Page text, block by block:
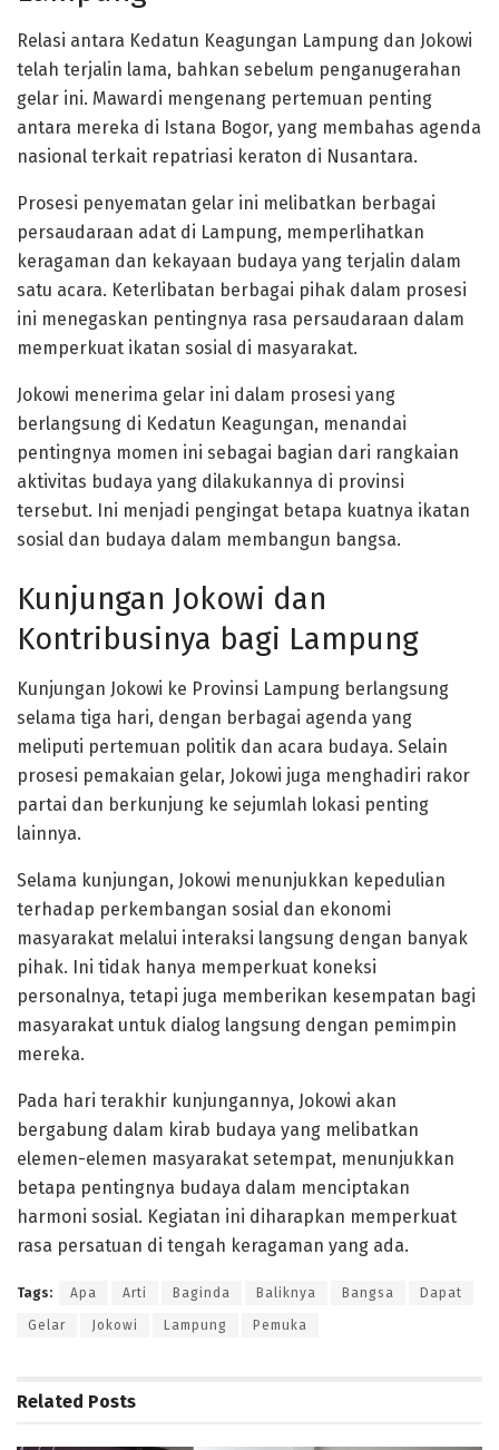
Relasi antara Kedatun Keagungan Lampung dan Jokowi
telah terjalin lama, bahkan sebelum penganugerahan
gelar ini. Mawardi mengenang pertemuan penting
antara mereka di Istana Bogor, yang membahas agenda
nasional terkait repatriasi keraton di Nusantara.
Prosesi penyematan gelar ini melibatkan berbagai
persaudaraan adat di Lampung, memperlihatkan
keragaman dan kekayaan budaya yang terjalin dalam
satu acara. Keterlibatan berbagai pihak dalam prosesi
ini menegaskan pentingnya rasa persaudaraan dalam
memperkuat ikatan sosial di masyarakat.
Jokowi menerima gelar ini dalam prosesi yang
berlangsung di Kedatun Keagungan, menandai
pentingnya momen ini sebagai bagian dari rangkaian
aktivitas budaya yang dilakukannya di provinsi
tersebut. Ini menjadi pengingat betapa kuatnya ikatan
sosial dan budaya dalam membangun bangsa.
Kunjungan Jokowi dan
Kontribusinya bagi Lampung
Kunjungan Jokowi ke Provinsi Lampung berlangsung
selama tiga hari, dengan berbagai agenda yang
meliputi pertemuan politik dan acara budaya. Selain
prosesi pemakaian gelar, Jokowi juga menghadiri rakor
partai dan berkunjung ke sejumlah lokasi penting
lainnya.
Selama kunjungan, Jokowi menunjukkan kepedulian
terhadap perkembangan sosial dan ekonomi
masyarakat melalui interaksi langsung dengan banyak
pihak. Ini tidak hanya memperkuat koneksi
personalnya, tetapi juga memberikan kesempatan bagi
masyarakat untuk dialog langsung dengan pemimpin
mereka.
Pada hari terakhir kunjungannya, Jokowi akan
bergabung dalam kirab budaya yang melibatkan
elemen-elemen masyarakat setempat, menunjukkan
betapa pentingnya budaya dalam menciptakan
harmoni sosial. Kegiatan ini diharapkan memperkuat
rasa persatuan di tengah keragaman yang ada.
Tags: Apa Arti Baginda Baliknya Bangsa Dapat
Gelar Jokowi Lampung Pemuka
Related Posts